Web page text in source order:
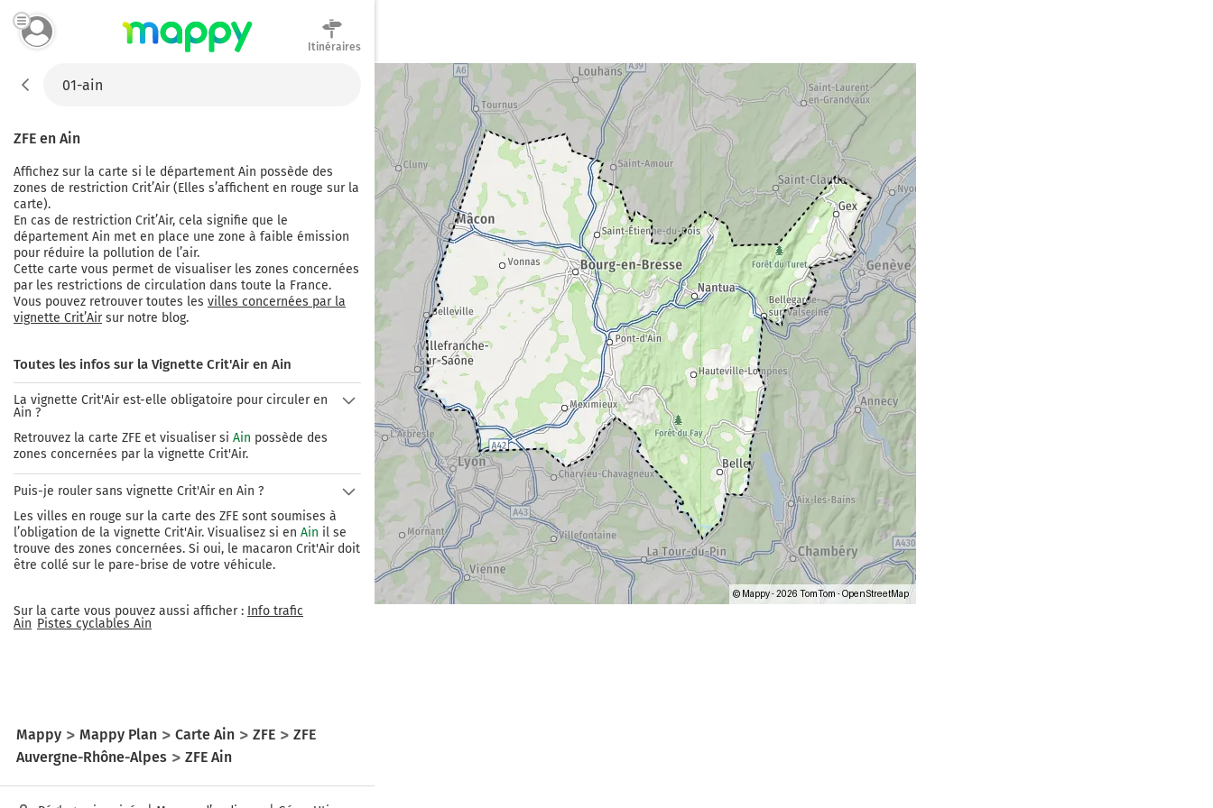
Itinéraires
ZFE en Ain
Affichez sur la carte si le département Ain possède des
zones de restriction Crit’Air (Elles s’affichent en rouge sur la
carte).
En cas de restriction Crit’Air, cela signifie que le
département Ain met en place une zone à faible émission
pour réduire la pollution de l’air.
Cette carte vous permet de visualiser les zones concernées
par les restrictions de circulation dans toute la France.
Vous pouvez retrouver toutes les villes concernées par la
vignette Crit’Air sur notre blog.
Toutes les infos sur la Vignette Crit'Air en Ain
La vignette Crit'Air est-elle obligatoire pour circuler en
Ain ?
Retrouvez la carte ZFE et visualiser si Ain possède des
zones concernées par la vignette Crit'Air.
Puis-je rouler sans vignette Crit'Air en Ain ?
Les villes en rouge sur la carte des ZFE sont soumises à
l’obligation de la vignette Crit'Air. Visualisez si en Ain il se
trouve des zones concernées. Si oui, le macaron Crit'Air doit
être collé sur le pare-brise de votre véhicule.
Sur la carte vous pouvez aussi afficher : Info trafic
Ain Pistes cyclables Ain
Mappy Mappy Plan Carte Ain ZFE
ZFE
Auvergne-Rhône-Alpes
ZFE Ain